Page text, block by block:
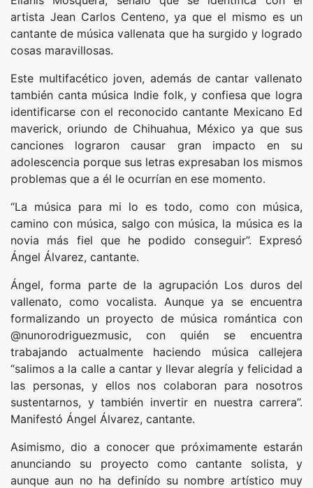
artista Jean Carlos Centeno, ya que el mismo es un
cantante de música vallenata que ha surgido y logrado
cosas maravillosas.
Este multifacético joven, además de cantar vallenato
también canta música Indie folk, y confiesa que logra
identificarse con el reconocido cantante Mexicano Ed
maverick, oriundo de Chihuahua, México ya que sus
canciones lograron causar gran impacto en su
adolescencia porque sus letras expresaban los mismos
problemas que a él le ocurrían en ese momento.
“La música para mi lo es todo, como con música,
camino con música, salgo con música, la música es la
novia más fiel que he podido conseguir”. Expresó
Ángel Álvarez, cantante.
Ángel, forma parte de la agrupación Los duros del
vallenato, como vocalista. Aunque ya se encuentra
formalizando un proyecto de música romántica con
@nunorodriguezmusic, con quién se encuentra
trabajando actualmente haciendo música callejera
“salimos a la calle a cantar y llevar alegría y felicidad a
las personas, y ellos nos colaboran para nosotros
sustentarnos, y también invertir en nuestra carrera”.
Manifestó Ángel Álvarez, cantante.
Asimismo, dio a conocer que próximamente estarán
anunciando su proyecto como cantante solista, y
aunque aun no ha definído su nombre artístico muy